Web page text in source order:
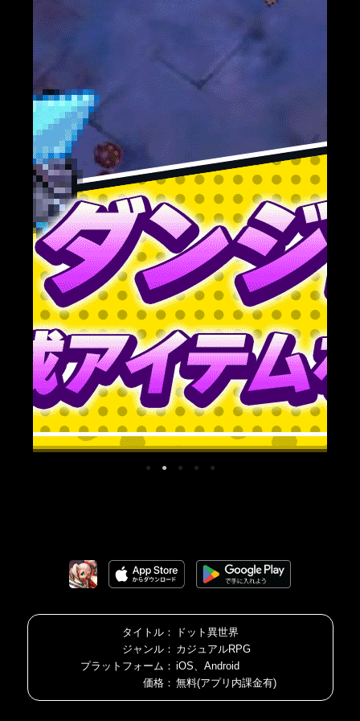
タイトル：
ドット異世界
ジャンル： カジュアルRPG
プラットフォーム： iOS、Android
価格： 無料(アプリ内課金有)